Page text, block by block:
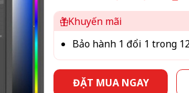
Khuyến mãi
Bảo hành 1 đổi 1 trong
ĐẶT MUA NGAY